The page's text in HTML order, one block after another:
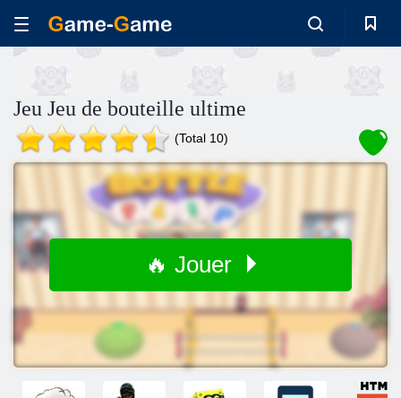
Jeu Jeu de bouteille ultime
(Total 10)
🔥 Jouer